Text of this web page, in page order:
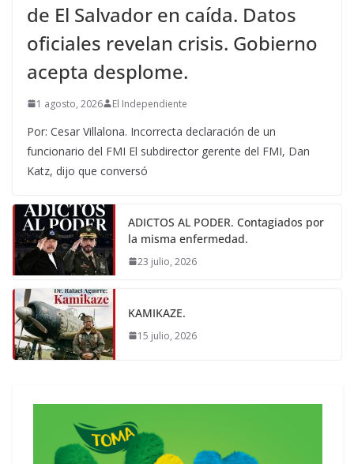
de El Salvador en caída. Datos
oficiales revelan crisis. Gobierno
acepta desplome.
1 agosto, 2026 El Independiente
Por: Cesar Villalona. Incorrecta declaración de un
funcionario del FMI El subdirector gerente del FMI, Dan
Katz, dijo que conversó
ADICTOS AL PODER. Contagiados por
la misma enfermedad.
23 julio, 2026
KAMIKAZE.
15 julio, 2026